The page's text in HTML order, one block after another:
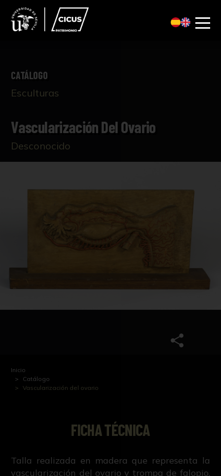
CATÁLOGO
Esculturas
Vascularización Del Ovario
Desconocido
Inicio
Catálogo
Vascularización del ovario
FICHA TÉCNICA
Talla realizada en madera que representa la
vascularización del ovario y trompa de falopio.